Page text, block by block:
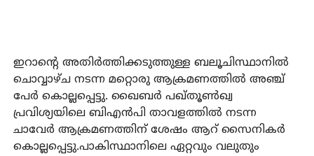
ഇറാന്റെ അതിര്‍ത്തിക്കടുത്തുള്ള ബലൂചിസ്ഥാനില്‍
ചൊവ്വാഴ്ച നടന്ന മറ്റൊരു ആക്രമണത്തില്‍ അഞ്ച്
പേര്‍ കൊല്ലപ്പെട്ടു. ഖൈബര്‍ പഖ്തൂണ്‍ഖ്വ
പ്രവിശ്യയിലെ ബിഎന്‍പി താവളത്തില്‍ നടന്ന
ചാവേര്‍ ആക്രമണത്തിന് ശേഷം ആറ് സൈനികര്‍
കൊല്ലപ്പെട്ടു.പാകിസ്ഥാനിലെ ഏറ്റവും വലുതും